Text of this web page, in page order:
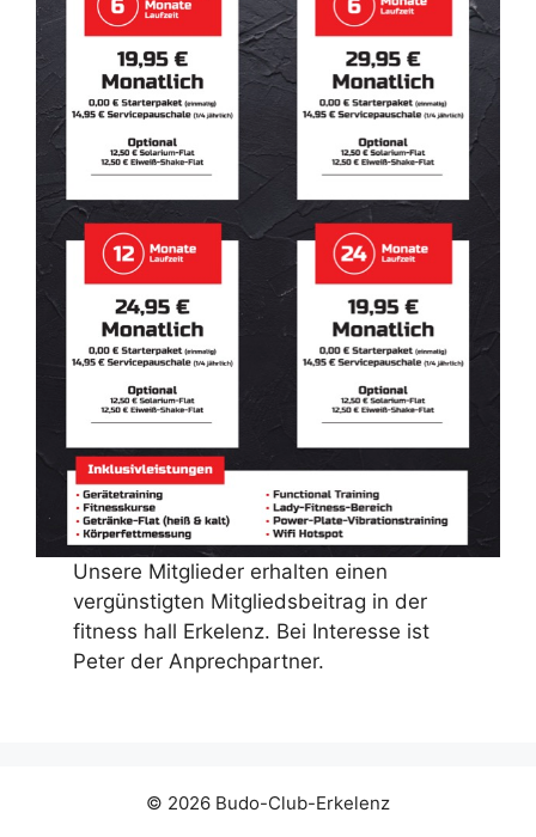
Unsere Mitglieder erhalten einen
vergünstigten Mitgliedsbeitrag in der
fitness hall Erkelenz. Bei Interesse ist
Peter der Anprechpartner.
© 2026 Budo-Club-Erkelenz